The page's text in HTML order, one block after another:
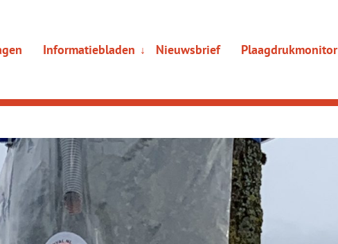
Informatiebladen ↓ SubNieuwsbrief Plaagdrukmonitor